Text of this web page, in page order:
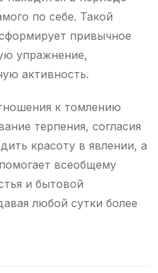
по себе. Такой
привычное
упражнение,
активность.
к томлению
терпения, согласия
красоту в явлении, а
всеобщему
и бытовой
любой сутки более